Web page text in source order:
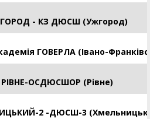
- КЗ ДЮСШ (Ужгород)
ГОВЕРЛА (Івано-
РІВНЕ-ОСДЮСШОР (Рівне)
2 -ДЮСШ-3